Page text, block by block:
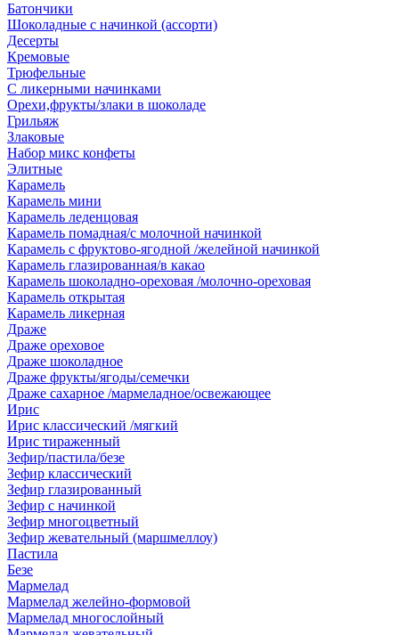
Батончики
Шоколадные с начинкой (ассорти)
Десерты
Кремовые
Трюфельные
С ликерными начинками
Орехи,фрукты/злаки в шоколаде
Грильяж
Злаковые
Набор микс конфеты
Элитные
Карамель
Карамель мини
Карамель леденцовая
Карамель помадная/с молочной начинкой
Карамель с фруктово-ягодной /желейной начинкой
Карамель глазированная/в какао
Карамель шоколадно-ореховая /молочно-ореховая
Карамель открытая
Карамель ликерная
Драже
Драже ореховое
Драже шоколадное
Драже фрукты/ягоды/семечки
Драже сахарное /мармеладное/освежающее
Ирис
Ирис классический /мягкий
Ирис тираженный
Зефир/пастила/безе
Зефир классический
Зефир глазированный
Зефир с начинкой
Зефир многоцветный
Зефир жевательный (маршмеллоу)
Пастила
Безе
Мармелад
Мармелад желейно-формовой
Мармелад многослойный